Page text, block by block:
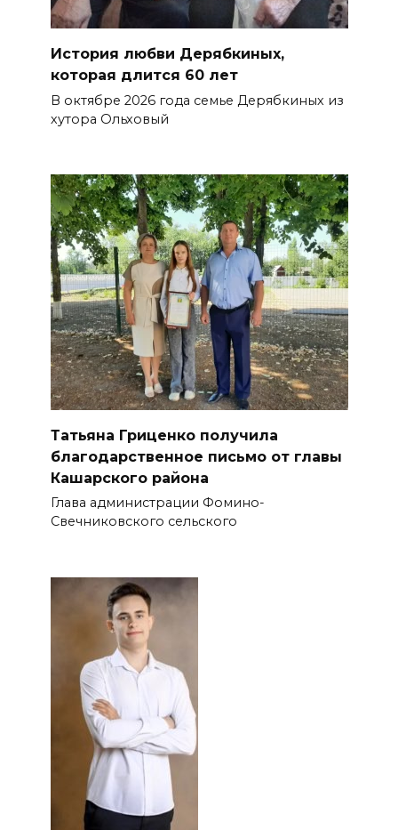
История любви Дерябкиных,
которая длится 60 лет
В октябре 2026 года семье Дерябкиных из
хутора Ольховый
Татьяна Гриценко получила
благодарственное письмо от главы
Кашарского района
Глава администрации Фомино-
Свечниковского сельского